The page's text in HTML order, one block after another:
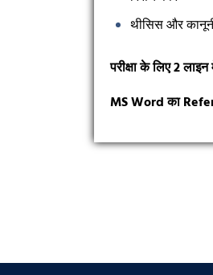
थीसिस और
परीक्षा के लिए 2लाइन
MS Wordका